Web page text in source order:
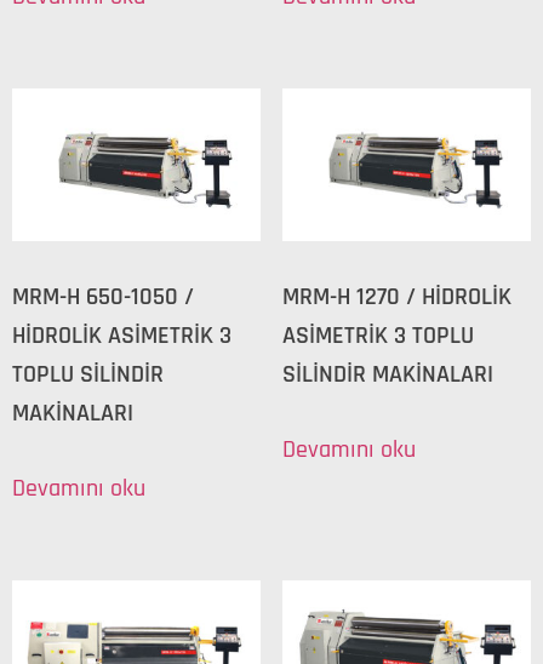
MRM-H 650-1050 /
HİDROLİK ASİMETRİK 3
TOPLU SİLİNDİR
MAKİNALARI
Devamını oku
MRM-H 1270 / HİDROLİK
ASİMETRİK 3 TOPLU
SİLİNDİR MAKİNALARI
Devamını oku